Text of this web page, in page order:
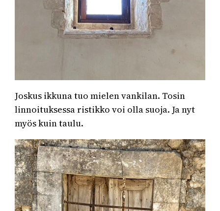
Joskus ikkuna tuo mielen vankilan. Tosin
linnoituksessa ristikko voi olla suoja. Ja nyt
myös kuin taulu.